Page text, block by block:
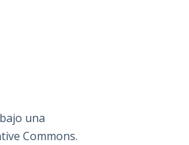
una
Commons.